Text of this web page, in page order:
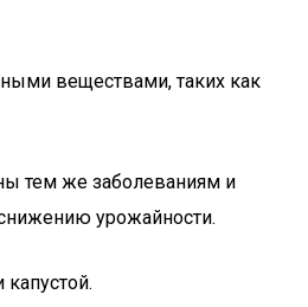
веществами, таких как
тем же заболеваниям и
урожайности.